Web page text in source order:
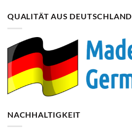
QUALITÄT AUS DEUTSCHLAND
NACHHALTIGKEIT